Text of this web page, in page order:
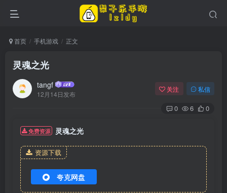
首页 手机游戏 正文
灵魂之光
tangf
12月14日发布
关注 私信
0 6 0
免费资源 灵魂之光
资源下载
夸克网盘